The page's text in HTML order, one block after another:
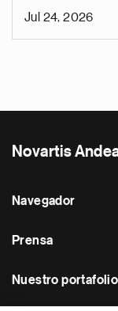
Jul 24, 2026
Novartis
Navegador
Prensa
Nuestro portafolio